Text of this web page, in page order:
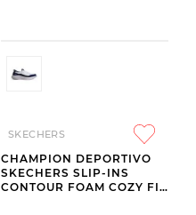
SKECHERS
CHAMPION DEPORTIVO
SKECHERS SLIP-INS
CONTOUR FOAM COZY FIT